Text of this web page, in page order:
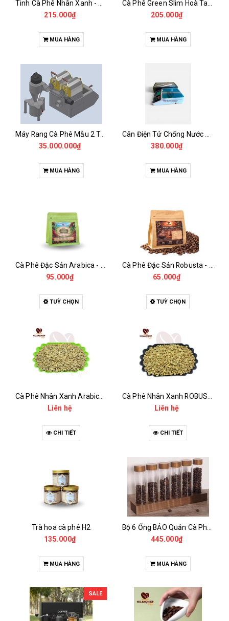
215.000₫
MUA HÀNG
205.000₫
MUA HÀNG
Máy Rang Cà Phê Mẫu 2 Trống Rang (500+500gr)
35.000.000₫
MUA HÀNG
380.000₫
MUA HÀNG
95.000₫
TUỲ CHỌN
65.000₫
TUỲ CHỌN
Liên hệ
CHI TIẾT
Liên hệ
CHI TIẾT
Trà hoa cà phê H2
135.000₫
MUA HÀNG
445.000₫
MUA HÀNG
SALE